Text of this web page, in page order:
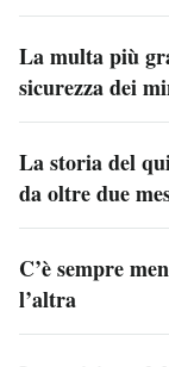
La multa più
sicurezza dei
La storia del
da oltre due
C’è sempre
l’altra